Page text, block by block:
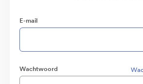
E-mail
Wachtwoord